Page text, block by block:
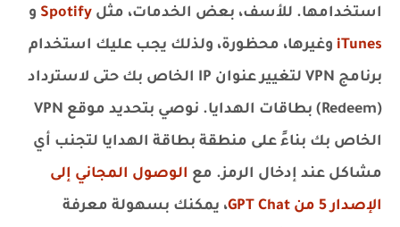
استخدامها. للأسف، بعض الخدمات، مثل Spotify و
iTunes وغيرها، محظورة، ولذلك يجب عليك استخدام
برنامج VPN لتغيير عنوان IP الخاص بك حتى لاسترداد
(Redeem) بطاقات الهدايا. نوصي بتحديد موقع VPN
الخاص بك بناءً على منطقة بطاقة الهدايا لتجنب أي
مشاكل عند إدخال الرمز. مع الوصول المجاني إلى
الإصدار 5 من GPT Chat
، يمكنك بسهولة معرفة